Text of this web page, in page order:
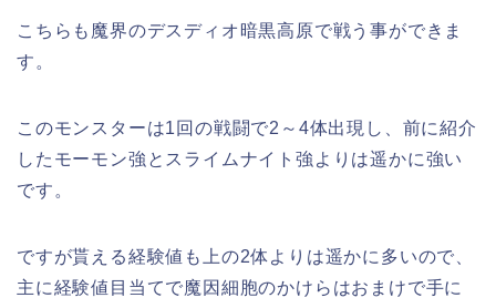
こちらも魔界のデスディオ暗黒高原で戦う事ができま
す。
このモンスターは1回の戦闘で2～4体出現し、前に紹介
したモーモン強とスライムナイト強よりは遥かに強い
です。
ですが貰える経験値も上の2体よりは遥かに多いので、
主に経験値目当てで魔因細胞のかけらはおまけで手に